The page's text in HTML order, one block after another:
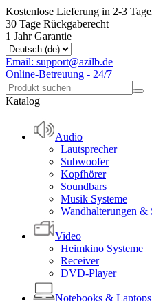
Kostenlose Lieferung in 2-3
30 Tage Rückgaberecht
1 Jahr Garantie
Email: support@azilb.de
Online-Betreuung - 24/7
Katalog
Audio
Lautsprecher
Subwoofer
Kopfhörer
Soundbars
Musik Systeme
Wandhalterungen &
Video
Heimkino Systeme
Receiver
DVD-Player
Notebooks & Laptops